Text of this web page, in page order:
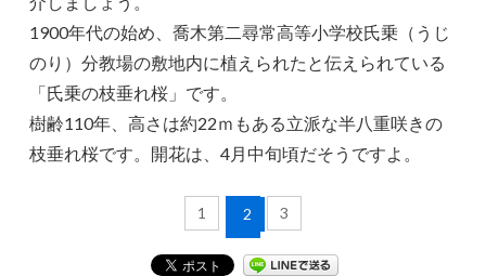
1900年代の始め、喬木第二尋常高等小学校氏乗（うじ
のり）分教場の敷地内に植えられたと伝えられている
「氏乗の枝垂れ桜」です。
樹齢110年、高さは約22ｍもある立派な半八重咲きの
枝垂れ桜です。開花は、4月中旬頃だそうですよ。
1 2 3